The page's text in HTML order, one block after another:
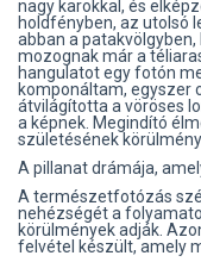
nagy karokkal, és
holdfényben, az utolsó
abban a
mozognak már a
hangulatot egy fotón
komponáltam, egyszer
átvilágította a vöröses
a képnek. Megindító
születésének
A pillanat drámája,
A természetfotózás
nehézségét a
körülmények adják.
felvétel készült, amely